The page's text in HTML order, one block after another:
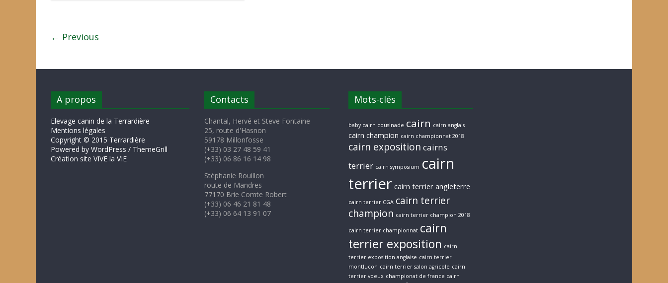
← Previous
A propos
Elevage canin de la Terrardière
Mentions légales
Copyright © 2015 Terrardière
Powered by WordPress / ThemeGrill
Création site VIVE la VIE
Contacts
Chantal, Hervé et Steve Fontaine
25, route d'Hasnon
59178 Millonfosse
(+33) 03 27 48 59 41
(+33) 06 86 16 14 98
Stéphanie Rouillon
route de Mandres
77170 Brie Comte Robert
(+33) 06 46 21 81 48
(+33) 06 64 13 91 07
Mots-clés
baby cairn cousinade cairn cairn anglais
cairn champion cairn championnat 2018
cairn exposition cairns
terrier cairn symposium cairn
terrier cairn terrier angleterre
cairn terrier CGA cairn terrier
champion cairn terrier champion 2018
cairn terrier championnat cairn
terrier exposition cairn
terrier exposition anglaise cairn terrier
montlucon cairn terrier salon agricole cairn
terrier voeux championat de france cairn